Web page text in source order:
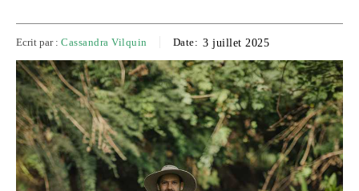
Ecrit par : Cassandra Vilquin Date: 3 juillet 2025